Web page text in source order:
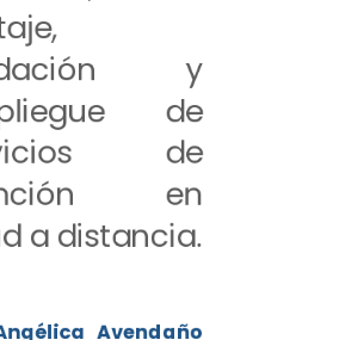
y
de
de
en
a distancia.
Avendaño